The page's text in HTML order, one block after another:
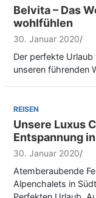
Belvita – Das
wohlfühlen
30. Januar 2020
Der perfekte
unseren führenden
REISEN
Unsere Luxus
Entspannung
30. Januar 2020
Atemberaubende
Alpenchalets in